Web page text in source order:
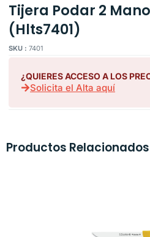
Tijera Podar 2
(Hlts7401)
SKU : 7401
¿QUIERES ACCESO A LOS
Solicita el Alta aquí
Productos Relacionados